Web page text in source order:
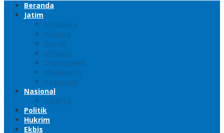
Beranda
Jatim
Surabaya
Malang
Gresik
Sidoarjo
Trenggalek
Mojokerto
Pasuruan
Nasional
Jakarta
Politik
Hukrim
Ekbis